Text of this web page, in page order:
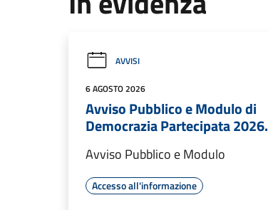
AVVISI
6 AGOSTO 2026
Avviso Pubblico e Modulo di
Democrazia Partecipata 2026.
Avviso Pubblico e Modulo
Accesso all'informazione